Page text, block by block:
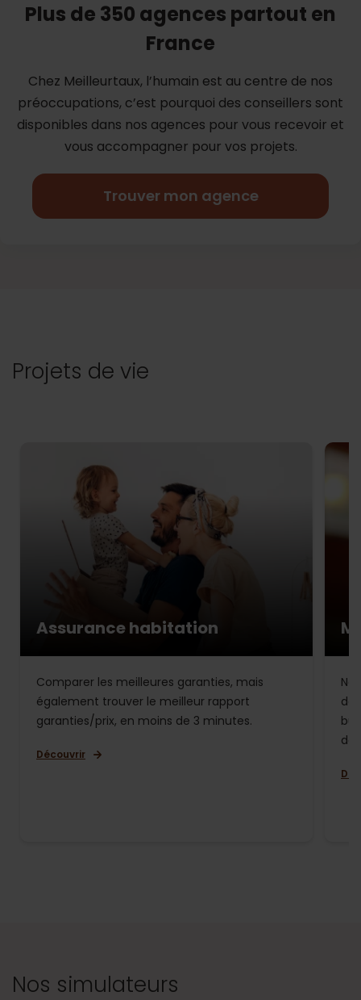
Plus de 350 agences partout en
France
Chez Meilleurtaux, l’humain est au centre de nos
préoccupations, c’est pourquoi des conseillers sont
disponibles dans nos agences pour vous recevoir et
vous accompagner pour vos projets.
Trouver mon agence
Projets de vie
Assurance habitation
Comparer les meilleures garanties, mais
également trouver le meilleur rapport
garanties/prix, en moins de 3 minutes.
Découvrir
de
de
Nos simulateurs